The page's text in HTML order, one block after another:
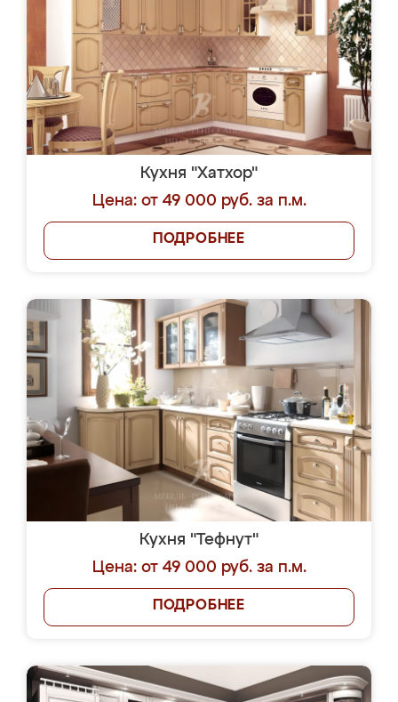
Кухня "Хатхор"
Цена: от 49 000 руб. за п.м.
ПОДРОБНЕЕ
Кухня "Тефнут"
Цена: от 49 000 руб. за п.м.
ПОДРОБНЕЕ